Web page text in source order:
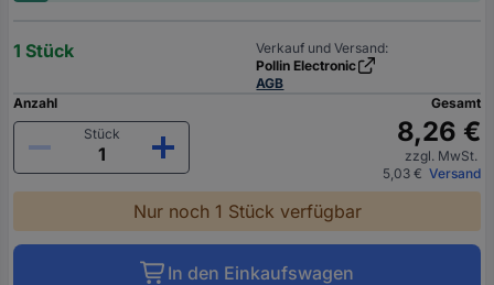
1 Stück
Verkauf und Versand:
Pollin Electronic
AGB
Anzahl
Stück
Gesamt
8,26 €
zzgl. MwSt.
5,03 € Versand
Nur noch 1 Stück verfügbar
In den Einkaufswagen